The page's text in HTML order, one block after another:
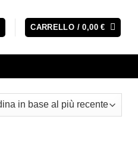
CARRELLO /0,00€